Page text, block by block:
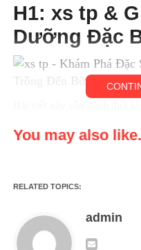
H1: xs tp &
Dưỡng Đặc
báo giá chữa dinh chăm sóc
H2: Lịch Sử
Triển Của xs tp
Lịch sử của xs tp không chỉ
You may also
RELATED TOPICS:
admin